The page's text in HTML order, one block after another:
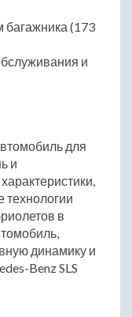
(173
и
для
и
технологии
в
динамику и
Benz SLS